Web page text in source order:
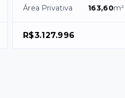
Área Privativa
163,60m²
R$3.127.996